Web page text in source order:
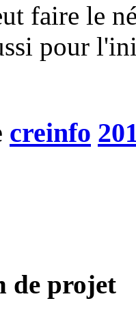
faire le
pour
creinfo
de projet